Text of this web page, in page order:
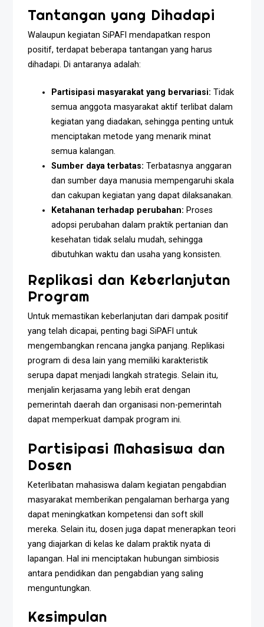
Tantangan yang Dihadapi
Walaupun kegiatan SiPAFI mendapatkan respon
positif, terdapat beberapa tantangan yang harus
dihadapi. Di antaranya adalah:
Partisipasi masyarakat yang bervariasi: Tidak
semua anggota masyarakat aktif terlibat dalam
kegiatan yang diadakan, sehingga penting untuk
menciptakan metode yang menarik minat
semua kalangan.
Sumber daya terbatas: Terbatasnya anggaran
dan sumber daya manusia mempengaruhi skala
dan cakupan kegiatan yang dapat dilaksanakan.
Ketahanan terhadap perubahan: Proses
adopsi perubahan dalam praktik pertanian dan
kesehatan tidak selalu mudah, sehingga
dibutuhkan waktu dan usaha yang konsisten.
Replikasi dan Keberlanjutan
Program
Untuk memastikan keberlanjutan dari dampak positif
yang telah dicapai, penting bagi SiPAFI untuk
mengembangkan rencana jangka panjang. Replikasi
program di desa lain yang memiliki karakteristik
serupa dapat menjadi langkah strategis. Selain itu,
menjalin kerjasama yang lebih erat dengan
pemerintah daerah dan organisasi non-pemerintah
dapat memperkuat dampak program ini.
Partisipasi Mahasiswa dan
Dosen
Keterlibatan mahasiswa dalam kegiatan pengabdian
masyarakat memberikan pengalaman berharga yang
dapat meningkatkan kompetensi dan soft skill
mereka. Selain itu, dosen juga dapat menerapkan teori
yang diajarkan di kelas ke dalam praktik nyata di
lapangan. Hal ini menciptakan hubungan simbiosis
antara pendidikan dan pengabdian yang saling
menguntungkan.
Kesimpulan